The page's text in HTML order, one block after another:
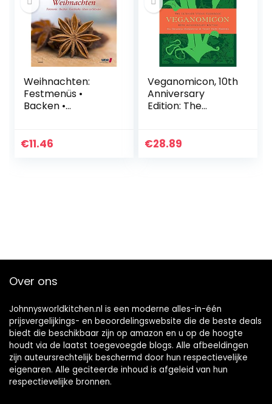
Weihnachten:
Festmenüs •
Backen •
€11.46
Veganomicon, 10th
Anniversary
Edition: The
€28.89
Over ons
Johnnysworldkitchen.nl is een moderne alles-in-één
prijsvergelijkings- en beoordelingswebsite die de beste deals
biedt die beschikbaar zijn op amazon en u op de hoogte
houdt via de laatst toegevoegde blogs. Alle afbeeldingen
zijn auteursrechtelijk beschermd door hun respectievelijke
eigenaren. Alle geciteerde inhoud is afgeleid van hun
respectievelijke bronnen.